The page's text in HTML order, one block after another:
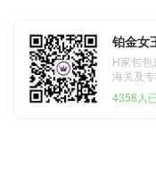
铂金女
H家包包
海关及
4358人